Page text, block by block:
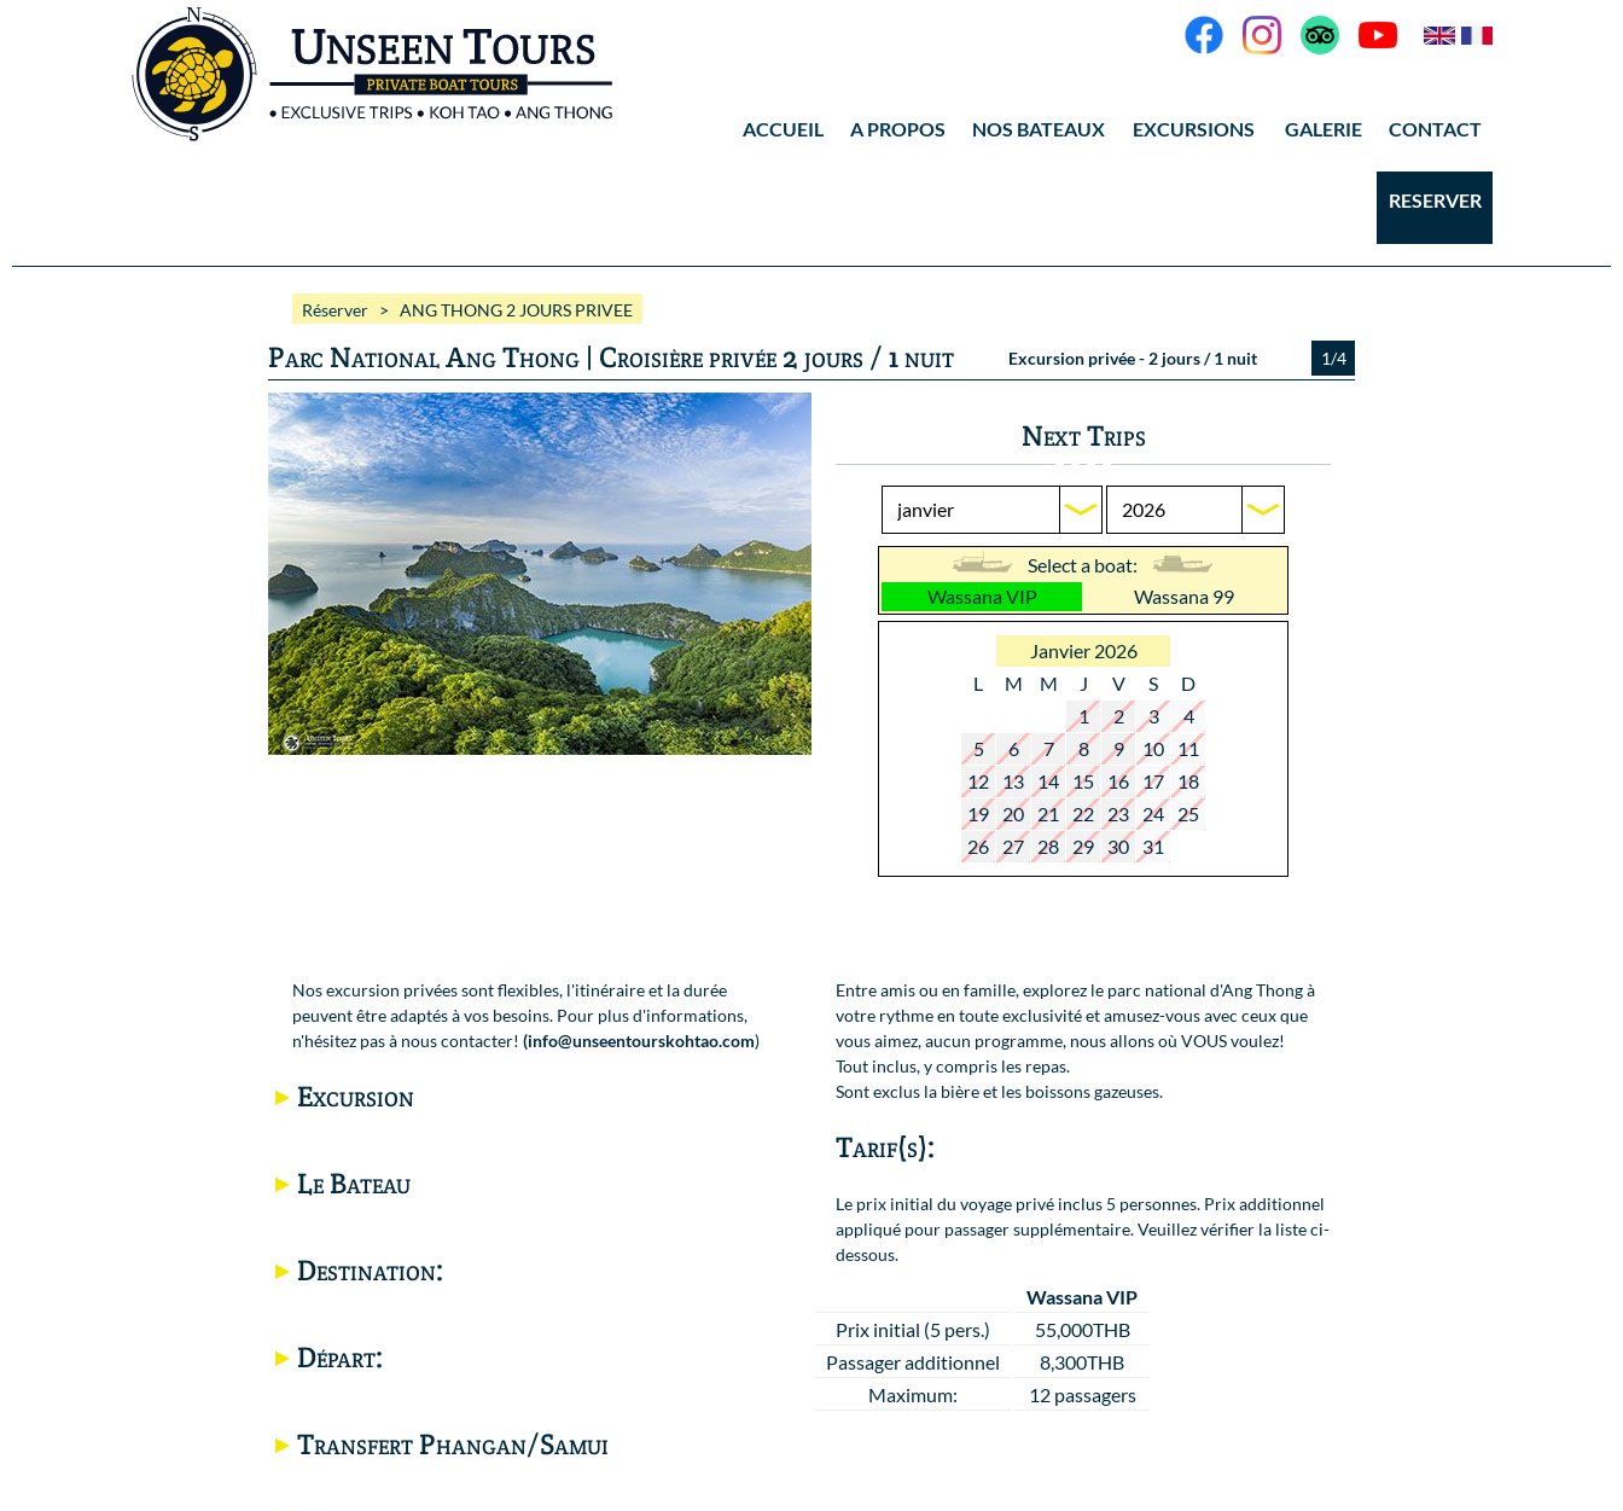
ACCUEIL A PROPOS NOS BATEAUX
Wassana 99
EXCURSIONS
KOH TAO
GALERIE
Photos Ang Thong
Photos Koh Tao
CONTACT
RESERVER
Réserver > ANG THONG 2 JOURS PRIVEE
Parc National Ang Thong | Croisière privée 2 jours / 1 nuit Excursion privée - 2 jours / 1 nuit 1/4
Next Trips
Select a boat:
Wassana VIP
Wassana 99
Janvier 2026
L
M M J V S
D
1
2 3
4
5
6 7 8 9 10
11
12
13 14 15 16 17
18
19
20 21 22 23 24
25
26
27 28 29 30 31
Nos excursion privées sont flexibles, l'itinéraire et la durée
peuvent être adaptés à vos besoins. Pour plus d'informations,
n'hésitez pas à nous contacter! (info@unseentourskohtao.com)
Excursion
Le Bateau
Destination:
Départ:
Transfert Phangan/Samui
Entre amis ou en famille, explorez le parc national d'Ang Thong à
votre rythme en toute exclusivité et amusez-vous avec ceux que
vous aimez, aucun programme, nous allons où VOUS voulez!
Tout inclus, y compris les repas.
Sont exclus la bière et les boissons gazeuses.
Tarif(s):
Le prix initial du voyage privé inclus 5 personnes. Prix additionnel
appliqué pour passager supplémentaire. Veuillez vérifier la liste ci-
dessous.
Wassana VIP
Prix initial (5 pers.)
55,000THB
Passager additionnel
8,300THB
Maximum:
12 passagers